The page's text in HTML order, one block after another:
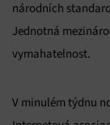
národních
Jednotná
vymahatelnost.
V minulém týdnu